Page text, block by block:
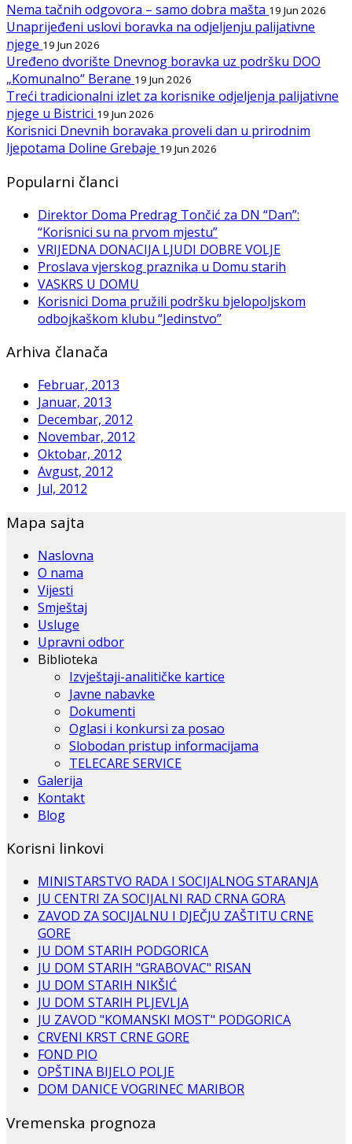
Nema tačnih odgovora – samo dobra mašta 19 Jun 2026
Unaprijeđeni uslovi boravka na odjeljenju palijativne
njege 19 Jun 2026
Uređeno dvorište Dnevnog boravka uz podršku DOO
„Komunalno“ Berane 19 Jun 2026
Treći tradicionalni izlet za korisnike odjeljenja palijativne
njege u Bistrici 19 Jun 2026
Korisnici Dnevnih boravaka proveli dan u prirodnim
ljepotama Doline Grebaje 19 Jun 2026
Popularni članci
Direktor Doma Predrag Tončić za DN “Dan”:
“Korisnici su na prvom mjestu”
VRIJEDNA DONACIJA LJUDI DOBRE VOLJE
Proslava vjerskog praznika u Domu starih
VASKRS U DOMU
Korisnici Doma pružili podršku bjelopoljskom
odbojkaškom klubu “Jedinstvo”
Arhiva članača
Februar, 2013
Januar, 2013
Decembar, 2012
Novembar, 2012
Oktobar, 2012
Avgust, 2012
Jul, 2012
Mapa sajta
Naslovna
O nama
Vijesti
Smještaj
Usluge
Upravni odbor
Biblioteka
Izvještaji-analitičke kartice
Javne nabavke
Dokumenti
Oglasi i konkursi za posao
Slobodan pristup informacijama
TELECARE SERVICE
Galerija
Kontakt
Blog
Korisni linkovi
MINISTARSTVO RADA I SOCIJALNOG STARANJA
JU CENTRI ZA SOCIJALNI RAD CRNA GORA
ZAVOD ZA SOCIJALNU I DJEČJU ZAŠTITU CRNE
GORE
JU DOM STARIH PODGORICA
JU DOM STARIH "GRABOVAC" RISAN
JU DOM STARIH NIKŠIĆ
JU DOM STARIH PLJEVLJA
JU ZAVOD "KOMANSKI MOST" PODGORICA
CRVENI KRST CRNE GORE
FOND PIO
OPŠTINA BIJELO POLJE
DOM DANICE VOGRINEC MARIBOR
Vremenska prognoza